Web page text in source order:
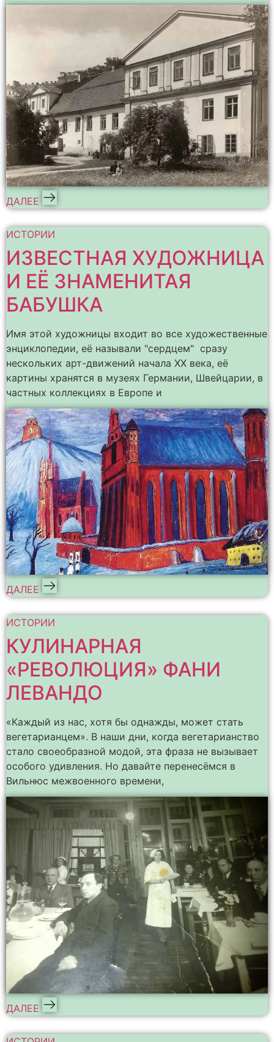
ДАЛЕЕ
ИСТОРИИ
ИЗВЕСТНАЯ ХУДОЖНИЦА
И ЕЁ ЗНАМЕНИТАЯ
БАБУШКА
Имя этой художницы входит во все художественные
энциклопедии, её называли "сердцем" сразу
нескольких арт-движений начала ХХ века, её
картины хранятся в музеях Германии, Швейцарии, в
частных коллекциях в Европе и
ДАЛЕЕ
ИСТОРИИ
КУЛИНАРНАЯ
«РЕВОЛЮЦИЯ» ФАНИ
ЛЕВАНДО
«Каждый из нас, хотя бы однажды, может стать
вегетарианцем». В наши дни, когда вегетарианство
стало своеобразной модой, эта фраза не вызывает
особого удивления. Но давайте перенесёмся в
Вильнюс межвоенного времени,
ДАЛЕЕ